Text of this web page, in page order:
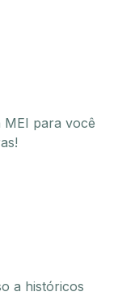
para você
a históricos